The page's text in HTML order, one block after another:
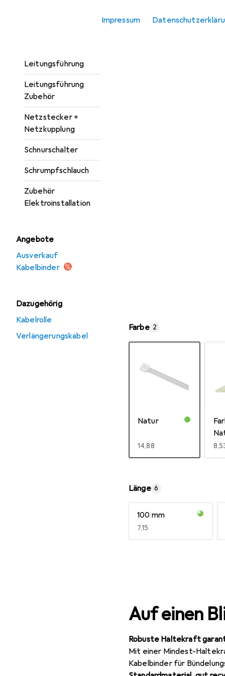
Impressum
Leitungsführung
Leitungsführung
Zubehör
Netzstecker +
Netzkupplung
Schnurschalter
Schrumpfschlauch
Zubehör
Elektroinstallation
Angebote
Ausverkauf
Kabelbinder
Dazugehörig
Kabelrolle
Verlängerungskabel
Farbe 2
Natur
EUR
14,88
Länge 6
100 mm
EUR
7,15
Auf einen
Robuste Haltekraft
Mit einer Mindest-
Kabelbinder für